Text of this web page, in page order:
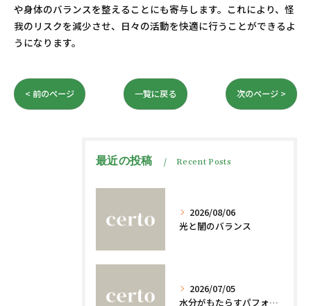
や身体のバランスを整えることにも寄与します。これにより、怪
我のリスクを減少させ、日々の活動を快適に行うことができるよ
うになります。
< 前のページ 一覧に戻る 次のページ >
最近の投稿 Recent Posts
2026/08/06
光と闇のバランス
2026/07/05
水分がもたらすパフォーマンスへの影響